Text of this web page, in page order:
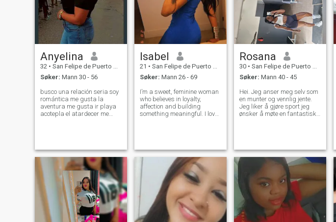
Anyelina
32 • San Felipe de Puerto Plata, Puerto Plata, Den Dominikanske R...
Søker: Mann 30 - 56
busco una relación seria soy
romántica me gusta la
aventura me gusta ir playa
acotepla el atardecer me
relación seria soy detallista
me gusta la pelícu
Isabel
21 • San Felipe de Puerto Plata, Puerto Plata, Den Dominikanske R...
Søker: Mann 26 - 69
I’m a sweet, feminine woman
who believes in loyalty,
affection and building
something meaningful. I love
respectful, generous, and
know what the
Rosana
30 • San Felipe de Puerto Plata, Puerto Plata, Den Dominikanske R...
Søker: Mann 40 - 45
Hei. Jeg anser meg selv som
en munter og vennlig jente.
Jeg liker å gjøre sport jeg
ønsker å møte en fantastisk
deg 🙂 også